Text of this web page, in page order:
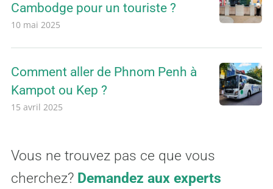
Cambodge pour un touriste ?
10 mai 2025
Comment aller de Phnom Penh à
Kampot ou Kep ?
15 avril 2025
Vous ne trouvez pas ce que vous
cherchez? Demandez aux experts